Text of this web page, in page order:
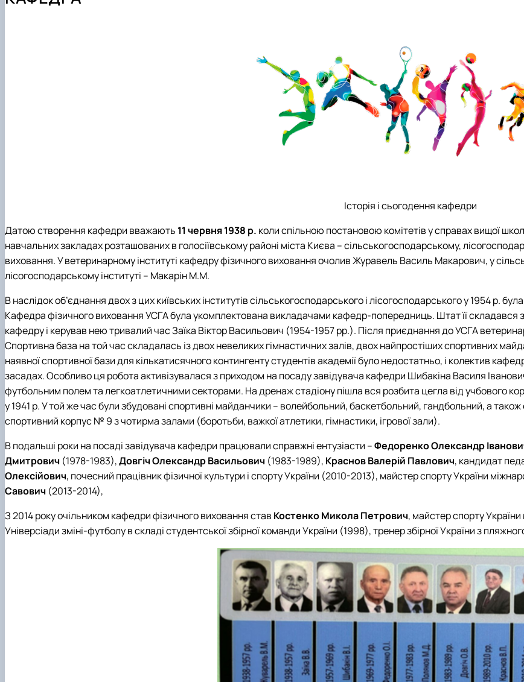
Навчальні лабораторії
Практика студентів
Наукові гуртки
Історія і сьогодення кафедри
Датою створення кафедри вважають 11 червня 1938 р. коли спільною постановою комітетів у справах вищої
навчальних закладах розташованих в голосіївському районі міста Києва – сільськогосподарському,
виховання. У ветеринарному інституті кафедру фізичного виховання очолив Журавель Василь Макарович, у
лісогосподарському інституті – Макарін М.М.
В наслідок об’єднання двох з цих київських інститутів сільськогосподарського і лісогосподарського у 1954 р.
Кафедра фізичного виховання УСГА була укомплектована викладачами кафедр-попередниць. Штат її складався
кафедру і керував нею тривалий час Заїка Віктор Васильович (1954-1957 рр.). Після приєднання до УСГА
Спортивна база на той час складалась із двох невеликих гімнастичних залів, двох найпростіших спортивних
наявної спортивної бази для кількатисячного контингенту студентів академії було недостатньо, і колектив
засадах. Особливо ця робота активізувалася з приходом на посаду завідувача кафедри Шибакіна Василя
футбольним полем та легкоатлетичними секторами. На дренаж стадіону пішла вся розбита цегла від учбового
у 1941 р. У той же час були збудовані спортивні майданчики – волейбольний, баскетбольний, гандбольний, а
спортивний корпус № 9 з чотирма залами (боротьби, важкої атлетики, гімнастики, ігрової зали).
В подальші роки на посаді завідувача кафедри працювали справжні ентузіасти –Федоренко Олександр
Дмитрович (1978-1983),Довгіч Олександр Васильович (1983-1989), Краснов Валерій Павлович, кандидат
Олексійович, почесний працівник фізичної культури і спорту України (2010-2013), майстер спорту України
Савович (2013-2014),
З 2014 року очільником кафедри фізичного виховання став Костенко Микола Петрович, майстер спорту
Універсіади зміні-футболу в складі студентської збірної команди України (1998), тренер збірної України з